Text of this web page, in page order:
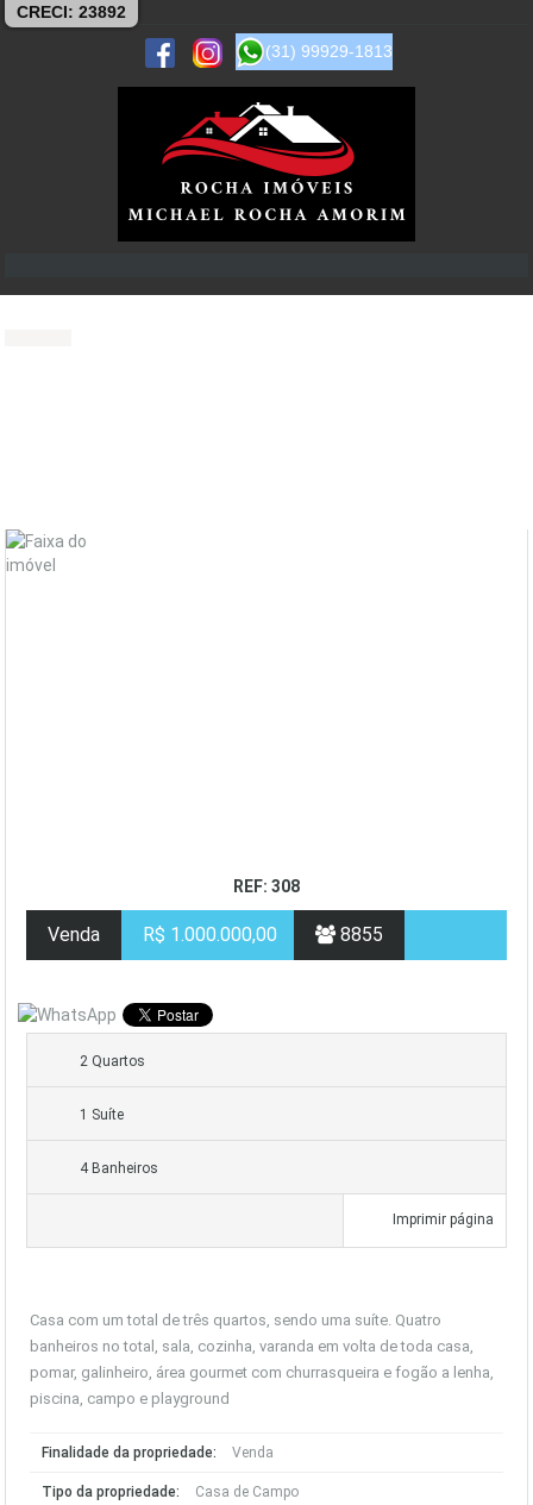
CRECI: 23892
(31) 99929-1813
REF: 308
Venda R$ 1.000.000,00 8855
2 Quartos
1 Suíte
4 Banheiros
Imprimir página
Casa com um total de três quartos, sendo uma suíte. Quatro
banheiros no total, sala, cozinha, varanda em volta de toda casa,
pomar, galinheiro, área gourmet com churrasqueira e fogão a lenha,
piscina, campo e playground
Finalidade da propriedade: Venda
Tipo da propriedade: Casa de Campo